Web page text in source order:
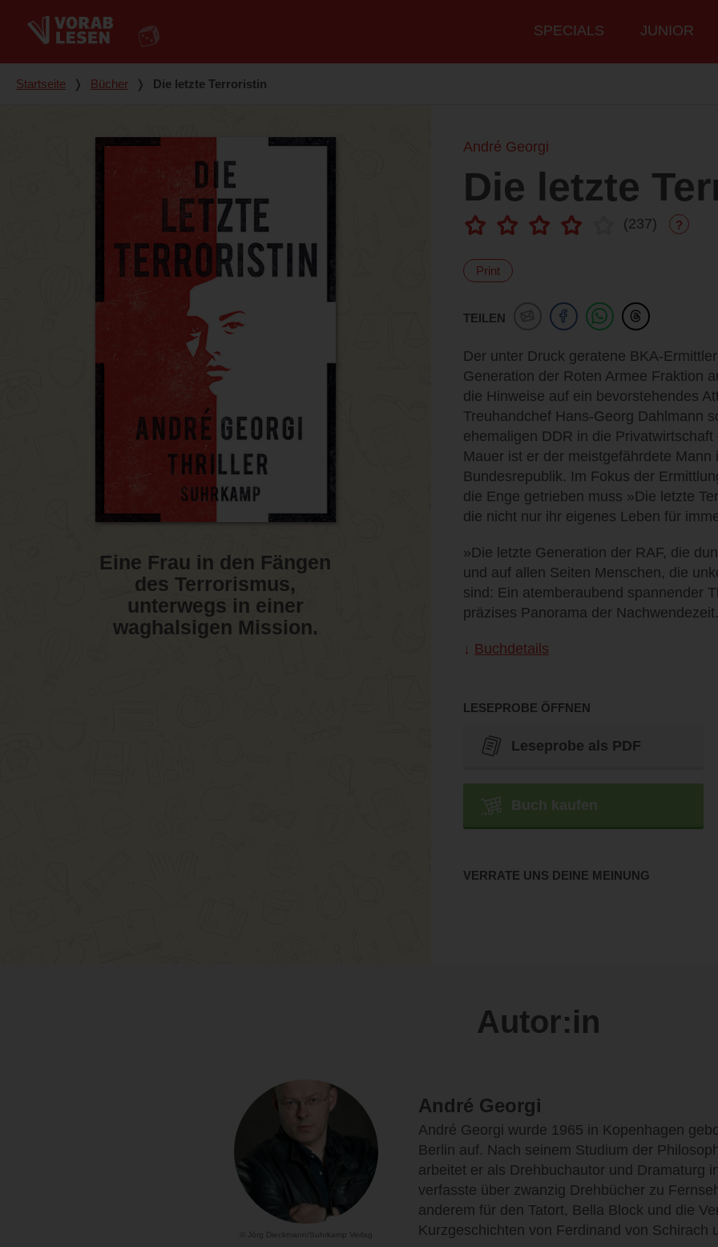
Hauptmenü
SPECIALS JUNIOR
Du bist hier
Startseite ❭ Bücher ❭ Die letzte Terroristin
Eine Frau in den Fängen
des Terrorismus,
unterwegs in einer
waghalsigen Mission.
André Georgi
Die letzte
(237) ?
Print
TEILEN
Der unter Druck geratene BKA-
Generation der Roten Armee Fraktion
die Hinweise auf ein bevorstehendes
Treuhandchef Hans-Georg Dahlmann
ehemaligen DDR in die
Mauer ist er der meistgefährdete
Bundesrepublik. Im Fokus der
die Enge getrieben muss »Die letzte
die nicht nur ihr eigenes Leben für
»Die letzte Generation der RAF, die
und auf allen Seiten Menschen, die
sind: Ein atemberaubend spannender
präzises Panorama der
Buchdetails
LESEPROBE ÖFFNEN
Leseprobe als PDF
Buch kaufen
VERRATE UNS DEINE MEINUNG
Autor:in
© Jörg Dieckmann/Suhrkamp Verlag
André Georgi
André Georgi wurde 1965 in Kopenhagen
Berlin auf. Nach seinem Studium der
arbeitet er als Drehbuchautor und Dramaturg
verfasste über zwanzig Drehbücher zu
anderem für den Tatort, Bella Block und die
Kurzgeschichten von Ferdinand von Schirach